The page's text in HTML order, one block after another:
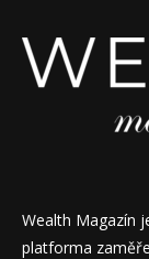
Wealth Magazín
platforma